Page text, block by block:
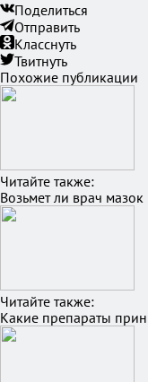
Поделиться
Отправить
Класснуть
Твитнуть
Похожие публикации
Читайте также:
Возьмет ли врач
Читайте также:
Какие препараты